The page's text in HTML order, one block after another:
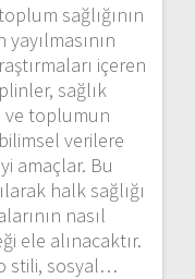
sağlığının
içeren
sağlık
ve toplumun
verilere
amaçlar. Bu
halk sağlığı
nasıl
ele alınacaktır.
stili, sosyal…